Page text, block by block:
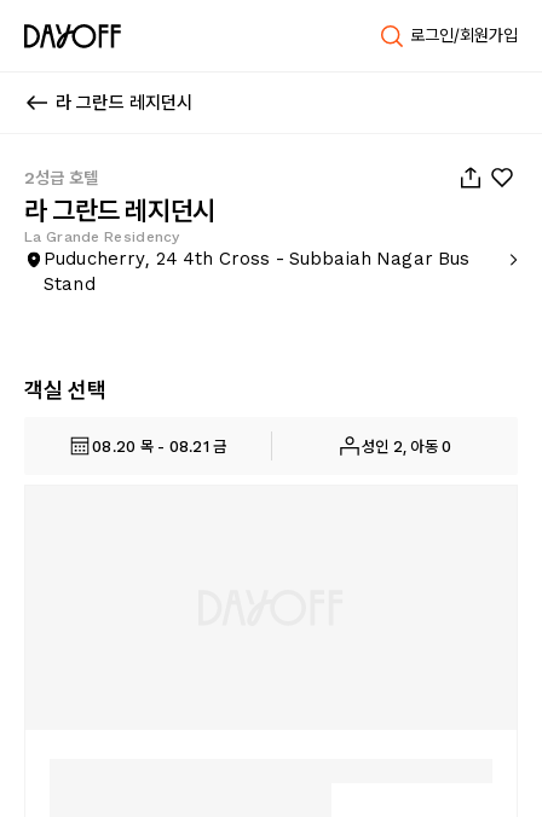
로그인/회원가입
라 그란드 레지던시
2성급 호텔
라 그란드 레지던시
La Grande Residency
Puducherry, 24 4th Cross - Subbaiah Nagar Bus
Stand
객실 선택
08.20 목 - 08.21 금 성인 2, 아동 0